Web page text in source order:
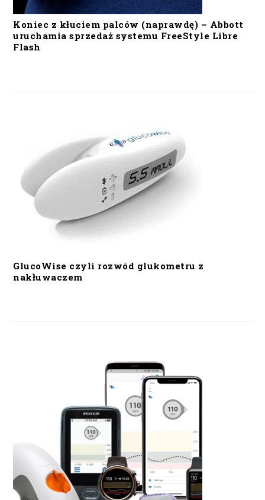
Koniec z kłuciem palców (naprawdę) – Abbott
uruchamia sprzedaż systemu FreeStyle Libre
Flash
GlucoWise czyli rozwód glukometru z
nakłuwaczem